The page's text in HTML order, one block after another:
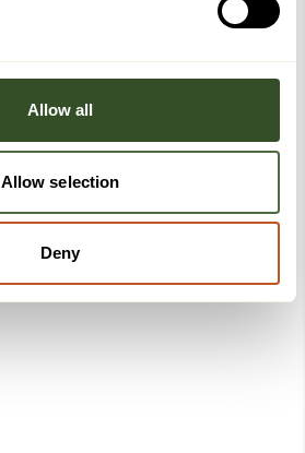
Allow all
Allow selection
Deny